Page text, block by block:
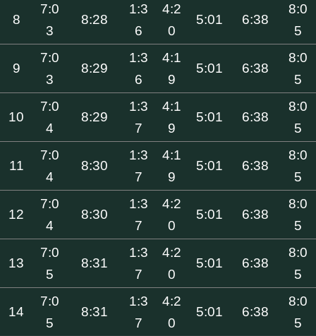
8
7:0
3
8:28
1:3
6
4:2
0
5:01 6:38
8:0
5
9
7:0
3
8:29
1:3
6
4:1
9
5:01 6:38
8:0
5
10
7:0
4
8:29
1:3
7
4:1
9
5:01 6:38
8:0
5
11
7:0
4
8:30
1:3
7
4:1
9
5:01 6:38
8:0
5
12
7:0
4
8:30
1:3
7
4:2
0
5:01 6:38
8:0
5
13
7:0
5
8:31
1:3
7
4:2
0
5:01 6:38
8:0
5
14
7:0
5
8:31
1:3
7
4:2
0
5:01 6:38
8:0
5